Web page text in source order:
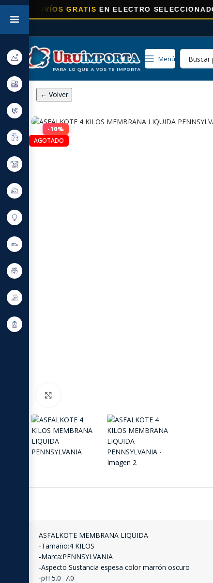
GRATISEN ELECTRO SELECCIONADOS!
Menú
← Volver
-10%
AGOTADO
ASFALKOTE MEMBRANA LIQUIDA
-Tamaño:4 KILOS
-Marca:PENNSYLVANIA
-Aspecto Sustancia espesa color marrón oscuro
-pH 5.0  7.0